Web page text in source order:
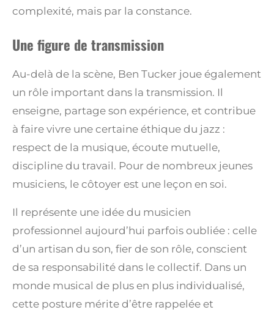
complexité, mais par la constance.
Une figure de transmission
Au-delà de la scène, Ben Tucker joue également
un rôle important dans la transmission. Il
enseigne, partage son expérience, et contribue
à faire vivre une certaine éthique du jazz :
respect de la musique, écoute mutuelle,
discipline du travail. Pour de nombreux jeunes
musiciens, le côtoyer est une leçon en soi.
Il représente une idée du musicien
professionnel aujourd’hui parfois oubliée : celle
d’un artisan du son, fier de son rôle, conscient
de sa responsabilité dans le collectif. Dans un
monde musical de plus en plus individualisé,
cette posture mérite d’être rappelée et